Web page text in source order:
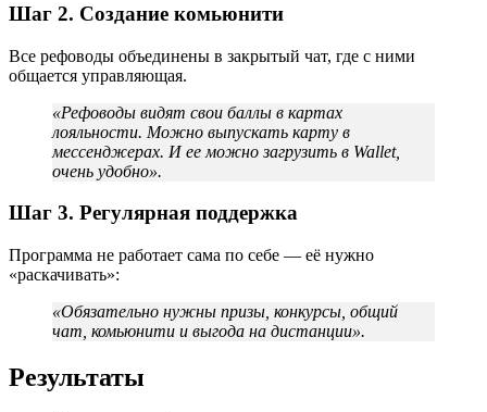
Шаг 2. Создание комьюнити
Все рефоводы объединены в закрытый чат, где с ними
общается управляющая.
«Рефоводы видят свои баллы в картах
лояльности. Можно выпускать карту в
мессенджерах. И ее можно загрузить в Wallet,
очень удобно».
Шаг 3. Регулярная поддержка
Программа не работает сама по себе — её нужно
«раскачивать»:
«Обязательно нужны призы, конкурсы, общий
чат, комьюнити и выгода на дистанции».
Результаты